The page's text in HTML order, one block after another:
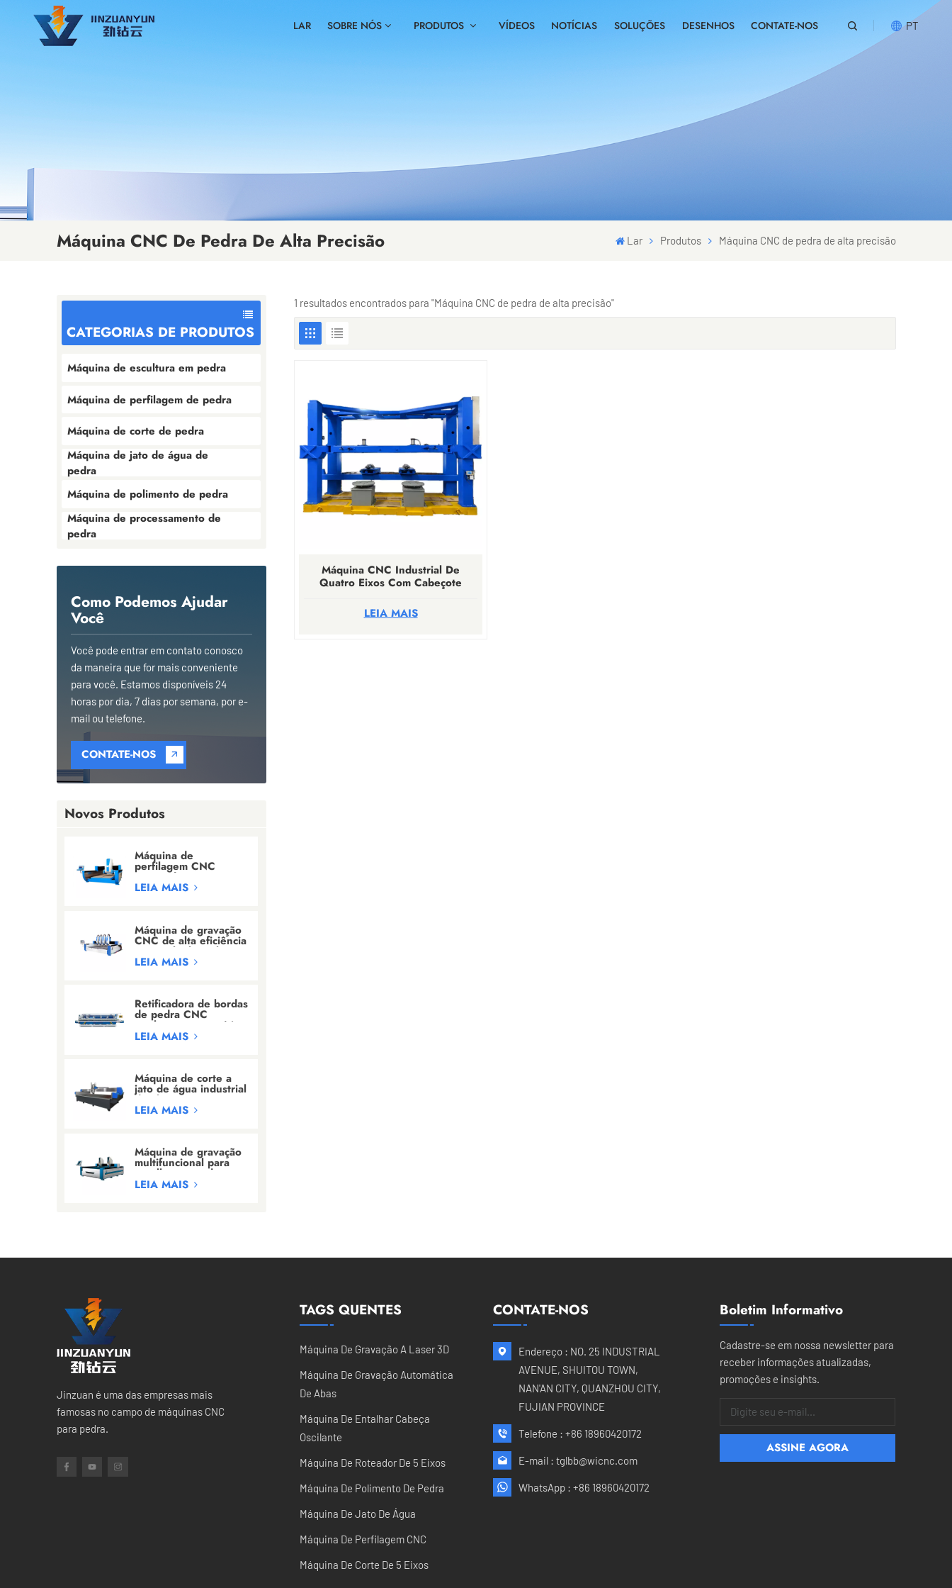
LAR SOBRE NÓS PRODUTOS VÍDEOS NOTÍCIAS SOLUÇÕES DESENHOS CONTATE-NOS PT
العربية
Máquina CNC De Pedra De Alta Precisão Lar Produtos Máquina CNC de pedra de alta precisão
CATEGORIAS DE PRODUTOS
Máquina de escultura em pedra
Máquina de perfilagem de pedra
Máquina de corte de pedra
Máquina de jato de água de
pedra
Máquina de polimento de pedra
Máquina de processamento de
pedra
Como Podemos Ajudar
Você
Você pode entrar em contato conosco
da maneira que for mais conveniente
para você. Estamos disponíveis 24
horas por dia, 7 dias por semana, por e-
mail ou telefone.
CONTATE-NOS
Novos Produtos
Máquina de
perfilagem CNC
integrada tipo ponte
para
LEIA MAIS
Máquina de gravação
CNC de alta eficiência
com múltiplas cabeças
para escultura em
LEIA MAIS
Retificadora de bordas
de pedra CNC
totalmente automática
com 24 cabeçotes.
LEIA MAIS
Máquina de corte a
jato de água industrial
de alta pressão
LEIA MAIS
Máquina de gravação
multifuncional para
entalhe em pedra e
gravação de letras.
LEIA MAIS
1 resultados encontrados para "Máquina CNC de pedra de alta precisão"
Máquina CNC Industrial De
Quatro Eixos Com Cabeçote
LEIA MAIS
Jinzuan é uma das empresas mais
famosas no campo de máquinas CNC
para pedra.
TAGS QUENTES
Máquina De Gravação A Laser 3D
Máquina De Gravação Automática
De Abas
Máquina De Entalhar Cabeça
Oscilante
Máquina De Roteador De 5 Eixos
Máquina De Polimento De Pedra
Máquina De Jato De Água
Máquina De Perfilagem CNC
Máquina De Corte De 5 Eixos
CONTATE-NOS
Endereço : NO. 25 INDUSTRIAL
AVENUE, SHUITOU TOWN,
NAN'AN CITY, QUANZHOU CITY,
FUJIAN PROVINCE
Telefone : +86 18960420172
E-mail : tglbb@wicnc.com
WhatsApp : +86 18960420172
Boletim Informativo
Cadastre-se em nossa newsletter para
receber informações atualizadas,
promoções e insights.